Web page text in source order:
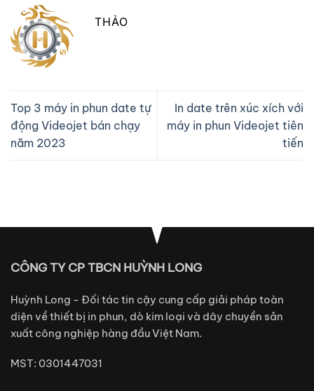
THẢO
Top 3 máy in phun date tự
động Videojet bán chạy
năm 2023
In date trên xúc xích với
máy in phun Videojet tiên
tiến
CÔNG TY CP TBCN HUỲNH LONG
Huỳnh Long - Đối tác tin cậy cung cấp giải pháp toàn
diện về thiết bị in phun, dò kim loại và dây chuyền sản
xuất công nghiệp hàng đầu Việt Nam.
MST: 0301447031